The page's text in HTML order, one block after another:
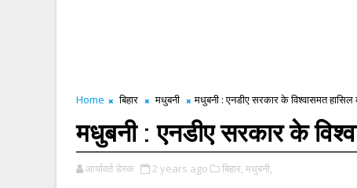
Home बिहार मधुबनी मधुबनी : एनडीए सरकार के विश्वासमत
मधुबनी : एनडीए सरकार के
आर्यावर्त डेस्क 2 years ago बिहार, मधुबनी,